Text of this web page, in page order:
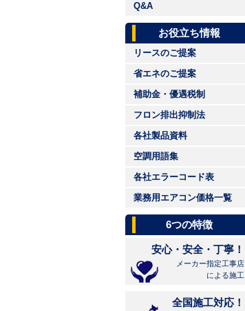
Q&A
お役立ち情報
リースのご提案
省エネのご提案
補助金・優遇税制
フロン排出抑制法
各社製品資料
空調用語集
各社エラーコード表
業務用エアコン価格一覧
6つの特徴
安心・安全・丁寧！
メーカー指定工事店
による施工
全国施工対応！